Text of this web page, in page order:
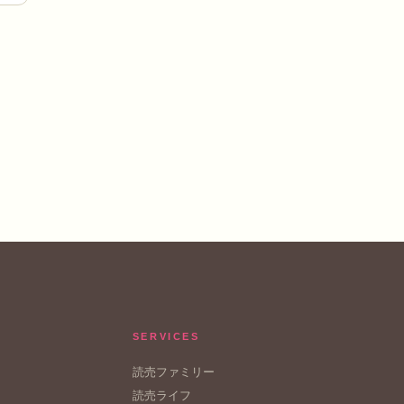
SERVICES
読売ファミリー
読売ライフ